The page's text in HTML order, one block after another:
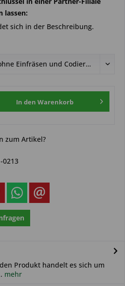
lassen:
sich in der Beschreibung.
In den Warenkorb
zum Artikel?
0213
Produkt handelt es sich um
mehr